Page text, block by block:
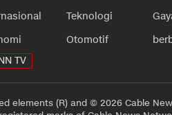
Teknologi
Otomotif
TV
elements (R) and © 2026 Cable